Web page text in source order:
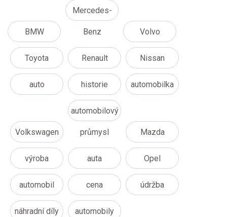
BMW
Mercedes-
Benz Volvo
Toyota Renault Nissan
auto historie automobilka
Volkswagen
automobilový
průmysl Mazda
výroba auta Opel
automobil cena údržba
náhradní díly automobily